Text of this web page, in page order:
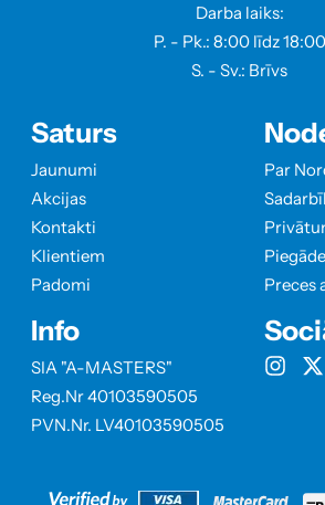
Darba laiks:
P. - Pk.: 8:00 līdz 18:00
S. - Sv.: Brīvs
Saturs
Jaunumi
Akcijas
Kontakti
Klientiem
Padomi
Info
SIA "A-MASTERS"
Reg.Nr 40103590505
PVN.Nr. LV40103590505
Par
Preces